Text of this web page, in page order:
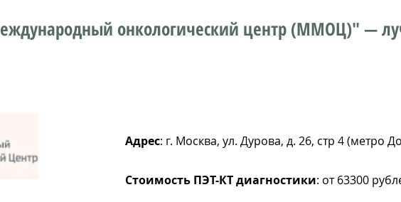
онкологический центр (ММОЦ)" —
Адрес: г. Москва, ул. Дурова, д. 26, стр 4 (метро
Стоимость ПЭТ-КТ диагностики: от 63300